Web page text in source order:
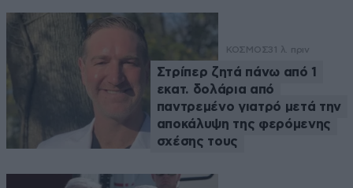
ΚΟΣΜΟΣ31 λ. πριν
Στρίπερ ζητά πάνω από 1
εκατ. δολάρια από
παντρεμένο γιατρό μετά την
αποκάλυψη της φερόμενης
σχέσης τους